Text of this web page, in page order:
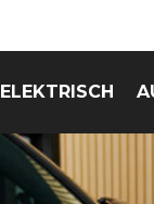
ELEKTRISCH